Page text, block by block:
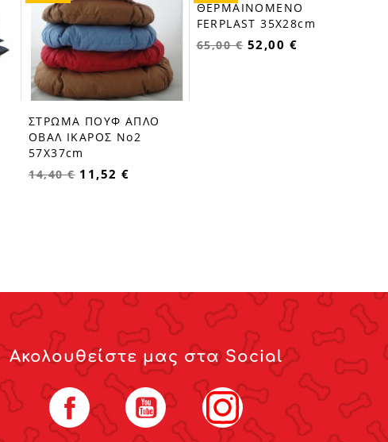
favorite_border
ΣΤΡΩΜΑ ΠΟΥΦ ΑΠΛΟ
ΟΒΑΛ ΙΚΑΡΟΣ Νο2
57X37cm
14,40 € 11,52 €
Ακολουθείστε μας στα Social
Facebook YouTube Instagram